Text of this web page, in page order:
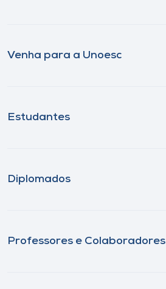
Venha para a Unoesc
Estudantes
Diplomados
Professores e Colaboradores